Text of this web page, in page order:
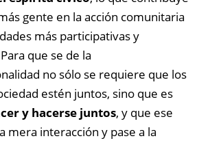
gente en la acción comunitaria
más participativas y
que se de la
no sólo se requiere que los
estén juntos, sino que es
y hacerse juntos, y que ese
mera interacción y pase a la